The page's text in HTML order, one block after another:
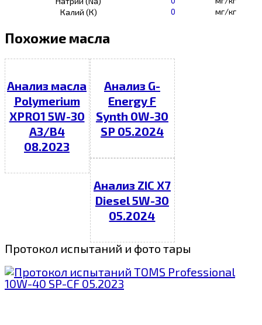
Калий (К)
0 мг/кг
Похожие масла
Анализ масла
Polymerium
XPRO1 5W-30
A3/B4
08.2023
Анализ G-
Energy F
Synth 0W-30
SP 05.2024
Анализ ZIC X7
Diesel 5W-30
05.2024
Протокол испытаний и фото тары